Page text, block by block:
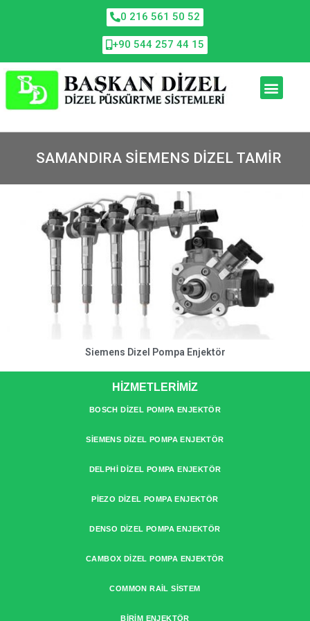
0 216 561 50 52
+90 544 257 44 15
SAMANDIRA SIEMENS DIZEL TAMIR
Siemens Dizel Pompa Enjektör
HİZMETLERİMİZ
BOSCH DIZEL POMPA ENJEKTÖR
SIEMENS DIZEL POMPA ENJEKTÖR
DELPHI DIZEL POMPA ENJEKTÖR
PIEZO DIZEL POMPA ENJEKTÖR
DENSO DIZEL POMPA ENJEKTÖR
CAMBOX DIZEL POMPA ENJEKTÖR
COMMON RAIL SISTEM
BIRIM ENJEKTÖR